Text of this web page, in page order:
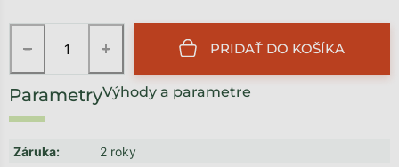
+
− PRIDAŤ DO KOŠÍKA
Výhody a parametre
Záruka:
2 roky